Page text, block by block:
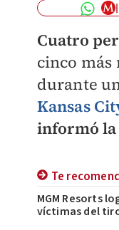
Cuatro
cinco
durante
Kansas
informó
Te
MGM Resorts
víctimas del